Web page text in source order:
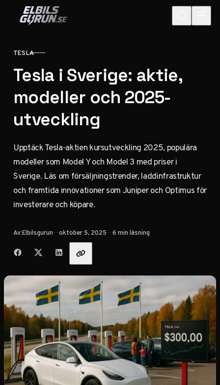
Hoppa till innehåll
KATEGORI
TESLA
Tesla i Sverige: aktie,
modeller och 2025-
utveckling
Upptäck Tesla-aktien kursutveckling 2025, populära
modeller som Model Y och Model 3 med priser i
Sverige. Läs om försäljningstrender, laddinfrastruktur
och framtida innovationer som Juniper och Optimus för
investerare och köpare.
Av:Elbilsgurun Publicerad
oktober 5, 2025 6 min läsning
Dela med vänner